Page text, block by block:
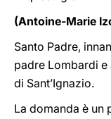
(Antoine-Marie
Santo Padre,
padre Lombardi e
di Sant’Ignazio.
La domanda è un